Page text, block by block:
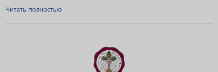
Читать полностью